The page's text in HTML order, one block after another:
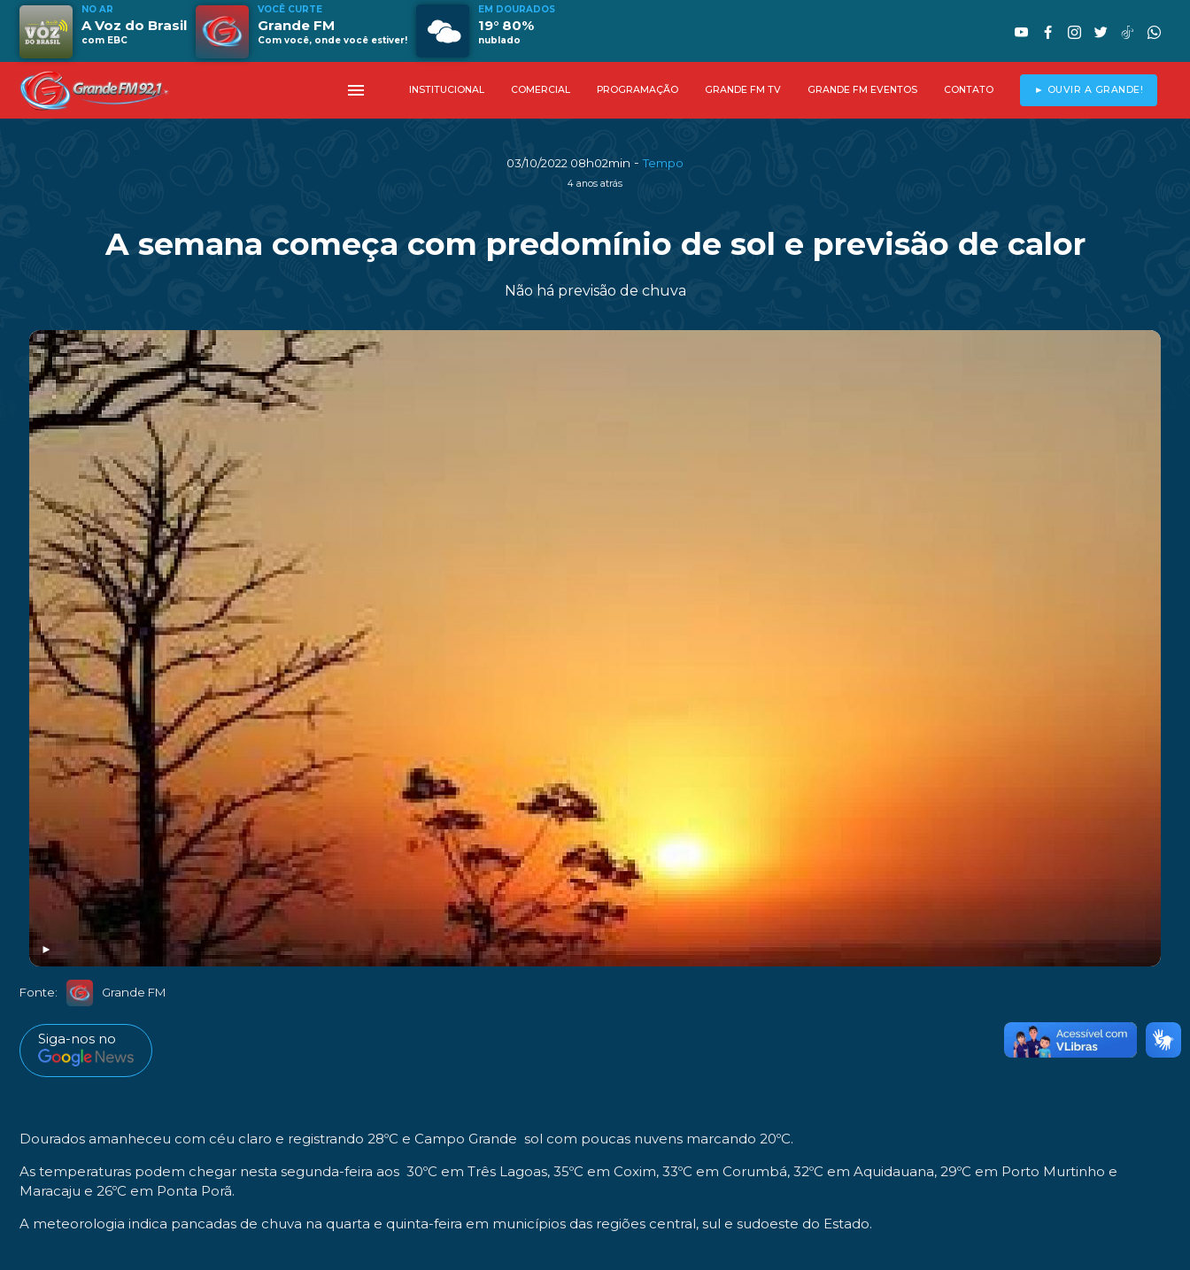
NO AR
A Voz do Brasil
com EBC
VOCÊ CURTE
Grande FM
Com você, onde você estiver!
EM DOURADOS
19° 80%
nublado
menu INSTITUCIONAL COMERCIAL PROGRAMAÇÃO GRANDE FM TV GRANDE FM EVENTOS CONTATO ► OUVIR A GRANDE!
03/10/2022 08h02min -Tempo
4 anos atrás
A semana começa com predomínio de sol e previsão de calor
Não há previsão de chuva
►
Fonte: Grande FM
Siga-nos no
Dourados amanheceu com céu claro e registrando 28ºC e Campo Grande sol com poucas nuvens marcando 20ºC.
As temperaturas podem chegar nesta segunda-feira aos 30ºC em Três Lagoas, 35ºC em Coxim, 33ºC em Corumbá, 32ºC em Aquidauana, 29ºC em Porto Murtinho e
Maracaju e 26ºC em Ponta Porã.
A meteorologia indica pancadas de chuva na quarta e quinta-feira em municípios das regiões central, sul e sudoeste do Estado.